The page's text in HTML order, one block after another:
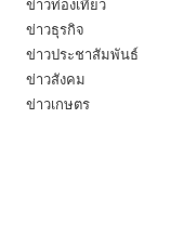
ข่าวท่องเที่ยว
ข่าวธุรกิจ
ข่าวประชาสัมพันธ์
ข่าวสังคม
ข่าวเกษตร